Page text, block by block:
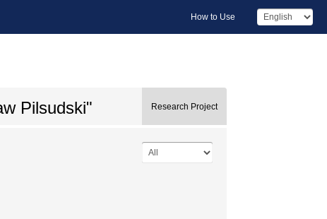
How to Use
Pilsudski" Research Project